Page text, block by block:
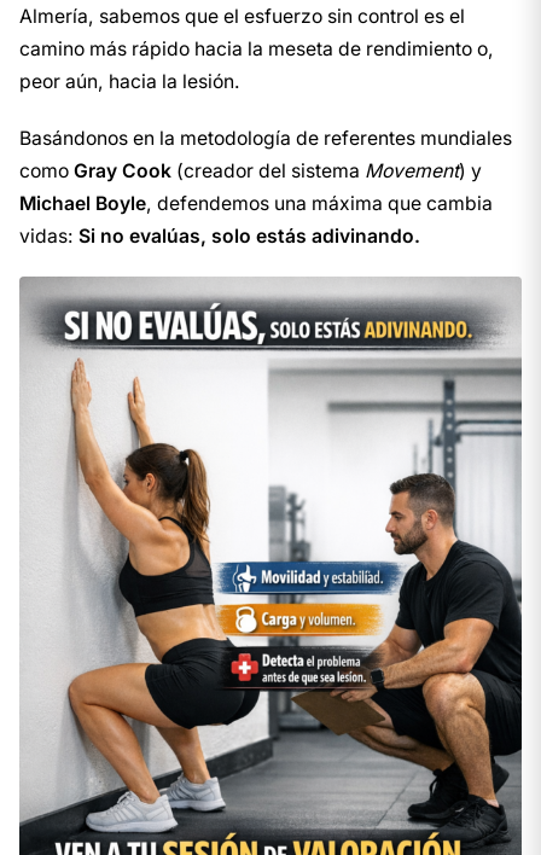
Almería, sabemos que el esfuerzo sin control es el
camino más rápido hacia la meseta de rendimiento o,
peor aún, hacia la lesión.
Basándonos en la metodología de referentes mundiales
como Gray Cook (creador del sistema Movement) y
Michael Boyle, defendemos una máxima que cambia
vidas: Si no evalúas, solo estás adivinando.